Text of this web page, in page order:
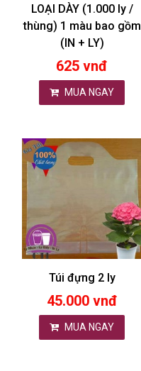
LOẠI DÀY (1.000 ly /
thùng) 1 màu bao gồm
(IN + LY)
625 vnđ
MUA NGAY
Túi đựng 2 ly
45.000 vnđ
MUA NGAY